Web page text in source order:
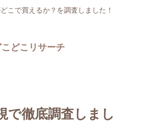
こで買えるか？を調査しました！
こどこリサーチ
で徹底調査しまし